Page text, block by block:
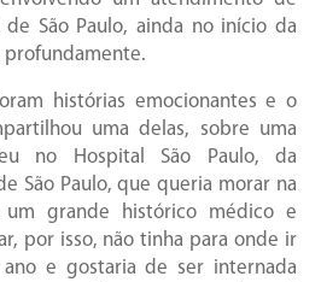
São Paulo, ainda no início da
profundamente.
histórias emocionantes e o
uma delas, sobre uma
no Hospital São Paulo, da
São Paulo, que queria morar na
um grande histórico médico e
por isso, não tinha para onde ir
e gostaria de ser internada